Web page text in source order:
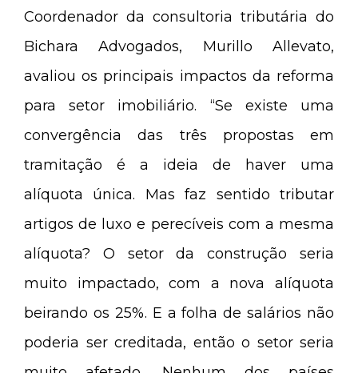
Coordenador da consultoria tributária do
Bichara Advogados, Murillo Allevato,
avaliou os principais impactos da reforma
para setor imobiliário. “Se existe uma
convergência das três propostas em
tramitação é a ideia de haver uma
alíquota única. Mas faz sentido tributar
artigos de luxo e perecíveis com a mesma
alíquota? O setor da construção seria
muito impactado, com a nova alíquota
beirando os 25%. E a folha de salários não
poderia ser creditada, então o setor seria